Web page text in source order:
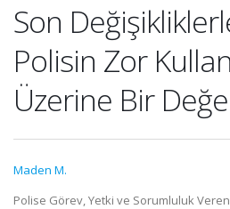
Son
Polisin Zor
Üzerine Bir
Maden M.
Polise Görev, Yetki ve Sorumluluk